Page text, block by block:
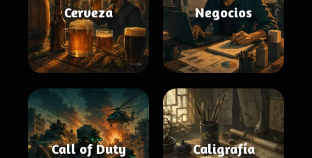
Cerveza Negocios
Call of Duty Caligrafía